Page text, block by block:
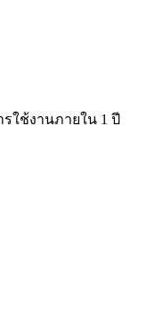
ใช้งานภายใน 1 ปี